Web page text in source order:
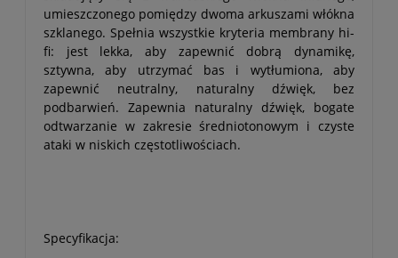
umieszczonego pomiędzy dwoma arkuszami włókna
szklanego. Spełnia wszystkie kryteria membrany hi-
fi: jest lekka, aby zapewnić dobrą dynamikę,
sztywna, aby utrzymać bas i wytłumiona, aby
zapewnić neutralny, naturalny dźwięk, bez
podbarwień. Zapewnia naturalny dźwięk, bogate
odtwarzanie w zakresie średniotonowym i czyste
ataki w niskich częstotliwościach.
Specyfikacja: